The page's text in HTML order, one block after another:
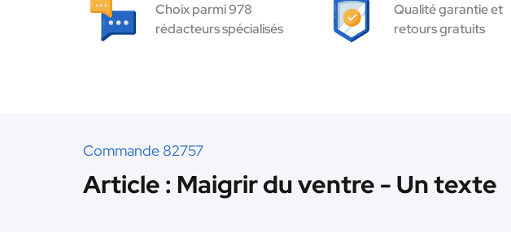
Choix parmi 978
rédacteurs spécialisés
Qualité garantie et
retours gratuits
Commande 82757
Article : Maigrir du ventre - Un texte